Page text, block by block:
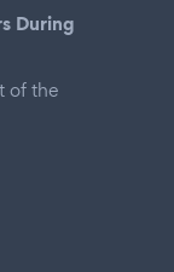
During
of the